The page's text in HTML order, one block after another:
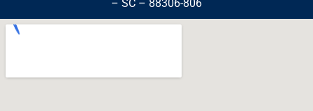
– SC – 88306-806